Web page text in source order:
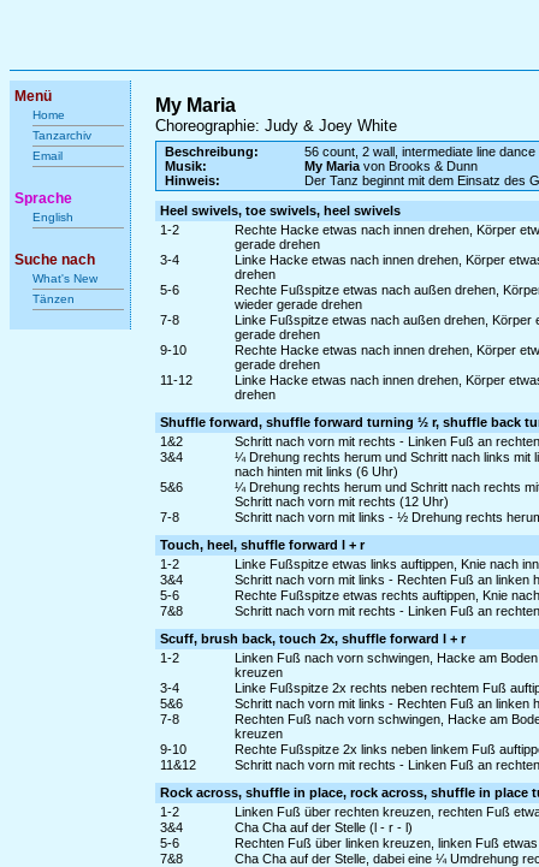
Menü
Home
Tanzarchiv
Email
Sprache
English
Suche nach
What's New
Tänzen
My Maria
Choreographie: Judy & Joey White
Beschreibung:
56 count, 2 wall, intermediate line dance
Musik:
My Mariavon Brooks & Dunn
Hinweis:
Der Tanz beginnt mit dem Einsatz des
Heel swivels, toe swivels, heel swivels
1-2
Rechte Hacke etwas nach innen drehen, Körper
gerade drehen
3-4
Linke Hacke etwas nach innen drehen, Körper
drehen
5-6
Rechte Fußspitze etwas nach außen drehen,
wieder gerade drehen
7-8
Linke Fußspitze etwas nach außen drehen,
gerade drehen
9-10
Rechte Hacke etwas nach innen drehen, Körper
gerade drehen
11-12
Linke Hacke etwas nach innen drehen, Körper
drehen
Shuffle forward, shuffle forward turning ½ r, shuffle back
1&2
Schritt nach vorn mit rechts - Linken Fuß an
3&4
¼ Drehung rechts herum und Schritt nach links
nach hinten mit links (6 Uhr)
5&6
¼ Drehung rechts herum und Schritt nach rechts
Schritt nach vorn mit rechts (12 Uhr)
7-8
Schritt nach vorn mit links - ½ Drehung rechts
Touch, heel, shuffle forward l + r
1-2
Linke Fußspitze etwas links auftippen, Knie nach
3&4
Schritt nach vorn mit links - Rechten Fuß an linken
5-6
Rechte Fußspitze etwas rechts auftippen, Knie
7&8
Schritt nach vorn mit rechts - Linken Fuß an
Scuff, brush back, touch 2x, shuffle forward l + r
1-2
Linken Fuß nach vorn schwingen, Hacke am
kreuzen
3-4
Linke Fußspitze 2x rechts neben rechtem Fuß
5&6
Schritt nach vorn mit links - Rechten Fuß an linken
7-8
Rechten Fuß nach vorn schwingen, Hacke am
kreuzen
9-10
Rechte Fußspitze 2x links neben linkem Fuß
11&12
Schritt nach vorn mit rechts - Linken Fuß an
Rock across, shuffle in place, rock across, shuffle in place
1-2
Linken Fuß über rechten kreuzen, rechten Fuß
3&4
Cha Cha auf der Stelle (l - r - l)
5-6
Rechten Fuß über linken kreuzen, linken Fuß
7&8
Cha Cha auf der Stelle, dabei eine ¼ Umdrehung